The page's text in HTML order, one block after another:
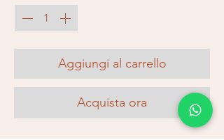
Aggiungi al carrello
Acquista ora